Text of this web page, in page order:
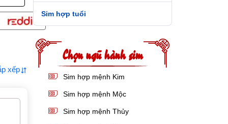
xếp
Sim hợp tuổi
Chọn ngũ hành sim
Sim hợp mệnh Kim
Sim hợp mệnh Mộc
Sim hợp mệnh Thủy